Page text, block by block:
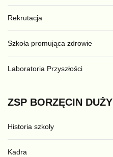
Rekrutacja
Szkoła promująca zdrowie
Laboratoria Przyszłości
ZSP BORZĘCIN DUŻY
Historia szkoły
Kadra